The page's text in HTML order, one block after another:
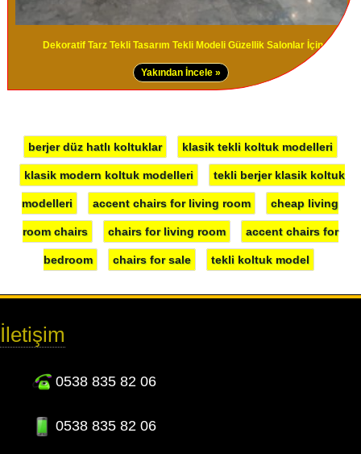
Dekoratif Tarz Tekli Tasarım Tekli Modeli Güzellik Salonlar İçin
Yakından İncele »
berjer düz hatlı koltuklar klasik tekli koltuk modelleri
klasik modern koltuk modelleri tekli berjer klasik koltuk
modelleri accent chairs for living room cheap living
room chairs chairs for living room accent chairs for
bedroom chairs for sale tekli koltuk model
İletişim
0538 835 82 06
0538 835 82 06